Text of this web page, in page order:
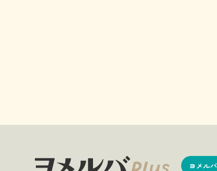
ヨメル